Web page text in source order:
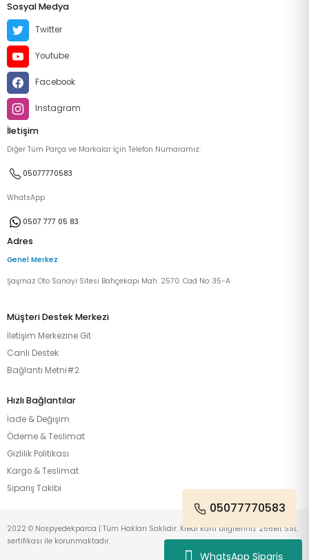
WhatsApp Sipariş
Sosyal Medya
Twitter
Youtube
Facebook
Instagram
İletişim
Diğer Tüm Parça ve Markalar İçin Telefon Numaramız:
05077770583
WhatsApp
0507 777 05 83
Adres
Genel Merkez
Şaşmaz Oto Sanayi Sitesi Bahçekapı Mah. 2570. Cad No: 35-A
Müşteri Destek Merkezi
İletişim Merkezine Git
Canlı Destek
Bağlantı Metni#2
Hızlı Bağlantılar
İade & Değişim
Ödeme & Teslimat
Gizlilik Politikası
Kargo & Teslimat
Sipariş Takibi
05077770583
2022 © Nospyedekparca | Tüm Hakları Saklıdır. Kredi kartı bilgileriniz 256Bit SSL
sertifikası ile korunmaktadır.